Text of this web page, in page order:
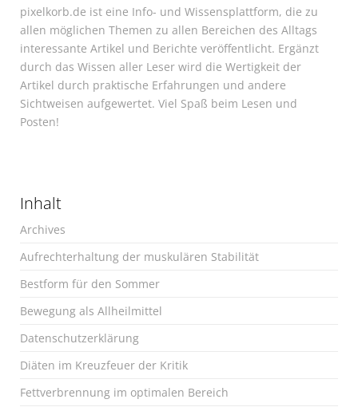
pixelkorb.de ist eine Info- und Wissensplattform, die zu
allen möglichen Themen zu allen Bereichen des Alltags
interessante Artikel und Berichte veröffentlicht. Ergänzt
durch das Wissen aller Leser wird die Wertigkeit der
Artikel durch praktische Erfahrungen und andere
Sichtweisen aufgewertet. Viel Spaß beim Lesen und
Posten!
Inhalt
Archives
Aufrechterhaltung der muskulären Stabilität
Bestform für den Sommer
Bewegung als Allheilmittel
Datenschutzerklärung
Diäten im Kreuzfeuer der Kritik
Fettverbrennung im optimalen Bereich